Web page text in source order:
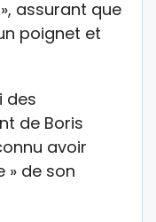
assurant que
poignet et
des
de Boris
avoir
» de son